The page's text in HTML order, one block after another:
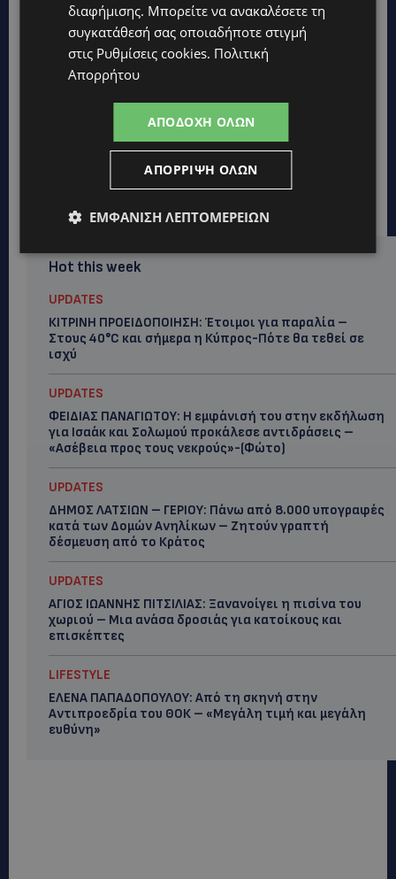
Hot this week
UPDATES
ΚΙΤΡΙΝΗ ΠΡΟΕΙΔΟΠΟΙΗΣΗ: Έτοιμοι για παραλία –
Στους 40°C και σήμερα η Κύπρος-Πότε θα τεθεί σε
ισχύ
UPDATES
ΦΕΙΔΙΑΣ ΠΑΝΑΓΙΩΤΟΥ: Η εμφάνισή του στην εκδήλωση
για Ισαάκ και Σολωμού προκάλεσε αντιδράσεις –
«Ασέβεια προς τους νεκρούς»-(Φώτο)
UPDATES
ΔΗΜΟΣ ΛΑΤΣΙΩΝ – ΓΕΡΙΟΥ: Πάνω από 8.000 υπογραφές
κατά των Δομών Ανηλίκων – Ζητούν γραπτή
δέσμευση από το Κράτος
UPDATES
ΑΓΙΟΣ ΙΩΑΝΝΗΣ ΠΙΤΣΙΛΙΑΣ: Ξανανοίγει η πισίνα του
χωριού – Μια ανάσα δροσιάς για κατοίκους και
επισκέπτες
LIFESTYLE
ΕΛΕΝΑ ΠΑΠΑΔΟΠΟΥΛΟΥ: Από τη σκηνή στην
Αντιπροεδρία του ΘΟΚ – «Μεγάλη τιμή και μεγάλη
ευθύνη»
διαφήμισης. Μπορείτε να ανακαλέσετε τη
συγκατάθεσή σας οποιαδήποτε στιγμή
στις Ρυθμίσεις cookies. Πολιτική
Απορρήτου
ΑΠΟΔΟΧΉ ΌΛΩΝ
ΑΠΌΡΡΙΨΗ ΌΛΩΝ
ΕΜΦΆΝΙΣΗ ΛΕΠΤΟΜΕΡΕΙΏΝ